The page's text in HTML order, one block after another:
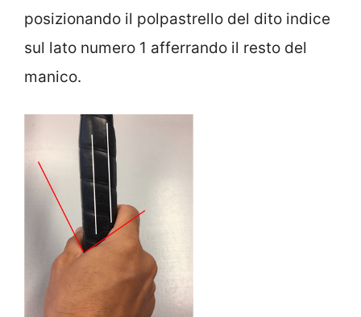
posizionando il polpastrello del dito indice
sul lato numero 1 afferrando il resto del
manico.